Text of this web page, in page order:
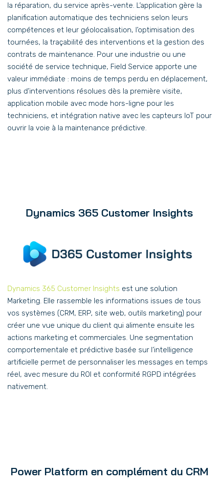
la réparation, du service après-vente. L’application gère la
planification automatique des techniciens selon leurs
compétences et leur géolocalisation, l’optimisation des
tournées, la traçabilité des interventions et la gestion des
contrats de maintenance. Pour une industrie ou une
société de service technique, Field Service apporte une
valeur immédiate : moins de temps perdu en déplacement,
plus d’interventions résolues dès la première visite,
application mobile avec mode hors-ligne pour les
techniciens, et intégration native avec les capteurs IoT pour
ouvrir la voie à la maintenance prédictive.
Dynamics 365 Customer Insights
Dynamics 365 Customer Insights est une solution
Marketing. Elle rassemble les informations issues de tous
vos systèmes (CRM, ERP, site web, outils marketing) pour
créer une vue unique du client qui alimente ensuite les
actions marketing et commerciales. Une segmentation
comportementale et prédictive basée sur l’intelligence
artificielle permet de personnaliser les messages en temps
réel, avec mesure du ROI et conformité RGPD intégrées
nativement.
Power Platform en complément du CRM